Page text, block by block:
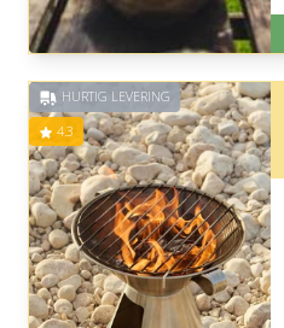
HURTIG LEVERING
4.3